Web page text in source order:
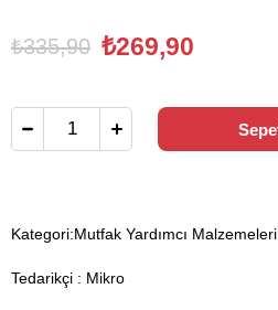
₺335,90 ₺269,90
Kategori:Mutfak Yardımcı Malzemeleri
Tedarikçi : Mikro